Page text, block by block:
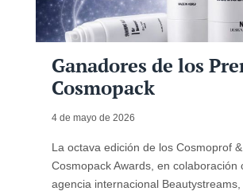
Ganadores de los
Cosmopack
4 de mayo de 2026
La octava edición de los Cosmoprof &
Cosmopack Awards, en colaboración
agencia internacional